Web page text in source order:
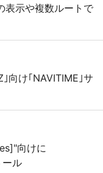
表示や複数ルートで
向け｢NAVITIME｣サ
向けに
ール